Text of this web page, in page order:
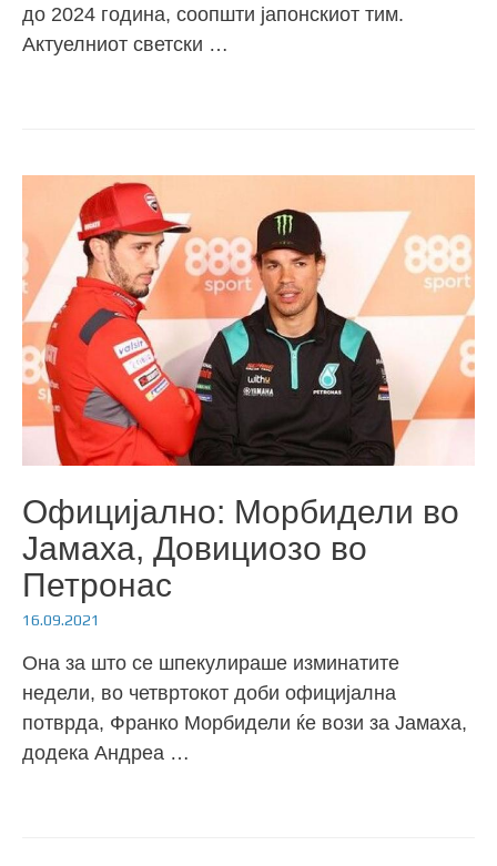
до 2024 година, соопшти јапонскиот тим.
Актуелниот светски …
Официјално: Морбидели во
Јамаха, Довициозо во
Петронас
16.09.2021
Она за што се шпекулираше изминатите
недели, во четвртокот доби официјална
потврда, Франко Морбидели ќе вози за Јамаха,
додека Андреа …